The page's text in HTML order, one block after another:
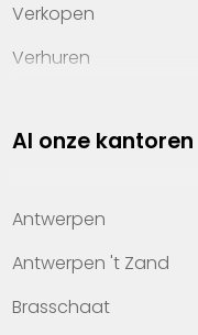
Verkopen
Verhuren
Property management
Kennis van wonen
Kantoren
Veelgestelde vragen
Al onze kantoren
Antwerpen
Antwerpen 't Zand
Brasschaat